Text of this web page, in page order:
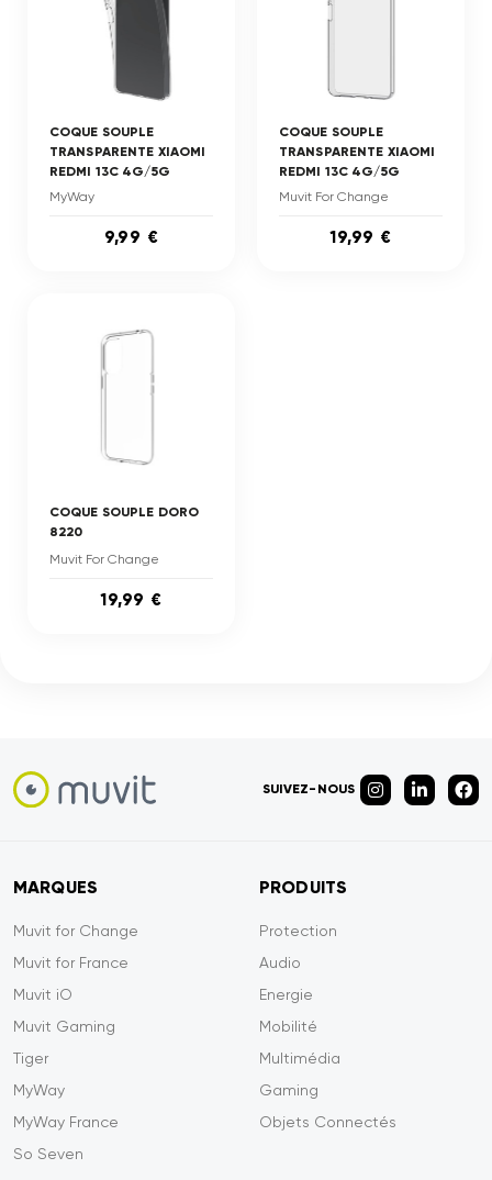
COQUE SOUPLE
TRANSPARENTE XIAOMI
REDMI 13C 4G/5G
MyWay
9,99 €
COQUE SOUPLE
TRANSPARENTE XIAOMI
REDMI 13C 4G/5G
Muvit For Change
19,99 €
COQUE SOUPLE DORO
8220
Muvit For Change
19,99 €
SUIVEZ-NOUS
MARQUES
Muvit for Change
Muvit for France
Muvit iO
Muvit Gaming
Tiger
MyWay
MyWay France
So Seven
PRODUITS
Protection
Audio
Energie
Mobilité
Multimédia
Gaming
Objets Connectés